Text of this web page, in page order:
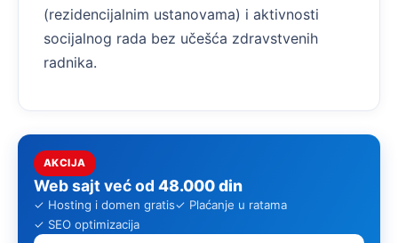
(rezidencijalnim ustanovama) i aktivnosti
socijalnog rada bez učešća zdravstvenih
radnika.
AKCIJA
Web sajt već od 48.000 din
✓ Hosting i domen gratis✓ Plaćanje u ratama
✓ SEO optimizacija